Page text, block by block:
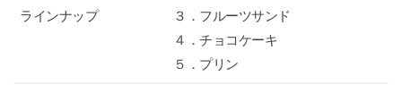
ラインナップ
３．フルーツサンド
４．チョコケーキ
５．プリン